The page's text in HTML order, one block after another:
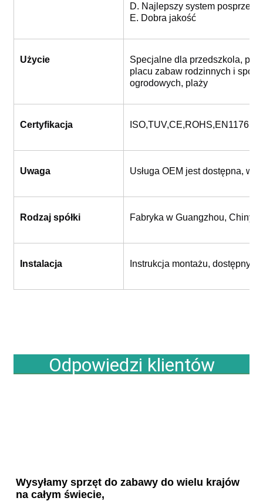
D. Najlepszy system
E. Dobra jakość
Użycie
Specjalne dla przedszkola,
placu zabaw rodzinnych i
ogrodowych, plaży
Certyfikacja
Uwaga Usługa OEM jest dostępna,
Rodzaj spółki Fabryka w Guangzhou, Chiny
Instalacja Instrukcja montażu, dostępny
Odpowiedzi klientów
Wysyłamy sprzęt do zabawy do wielu krajów
na całym świecie,